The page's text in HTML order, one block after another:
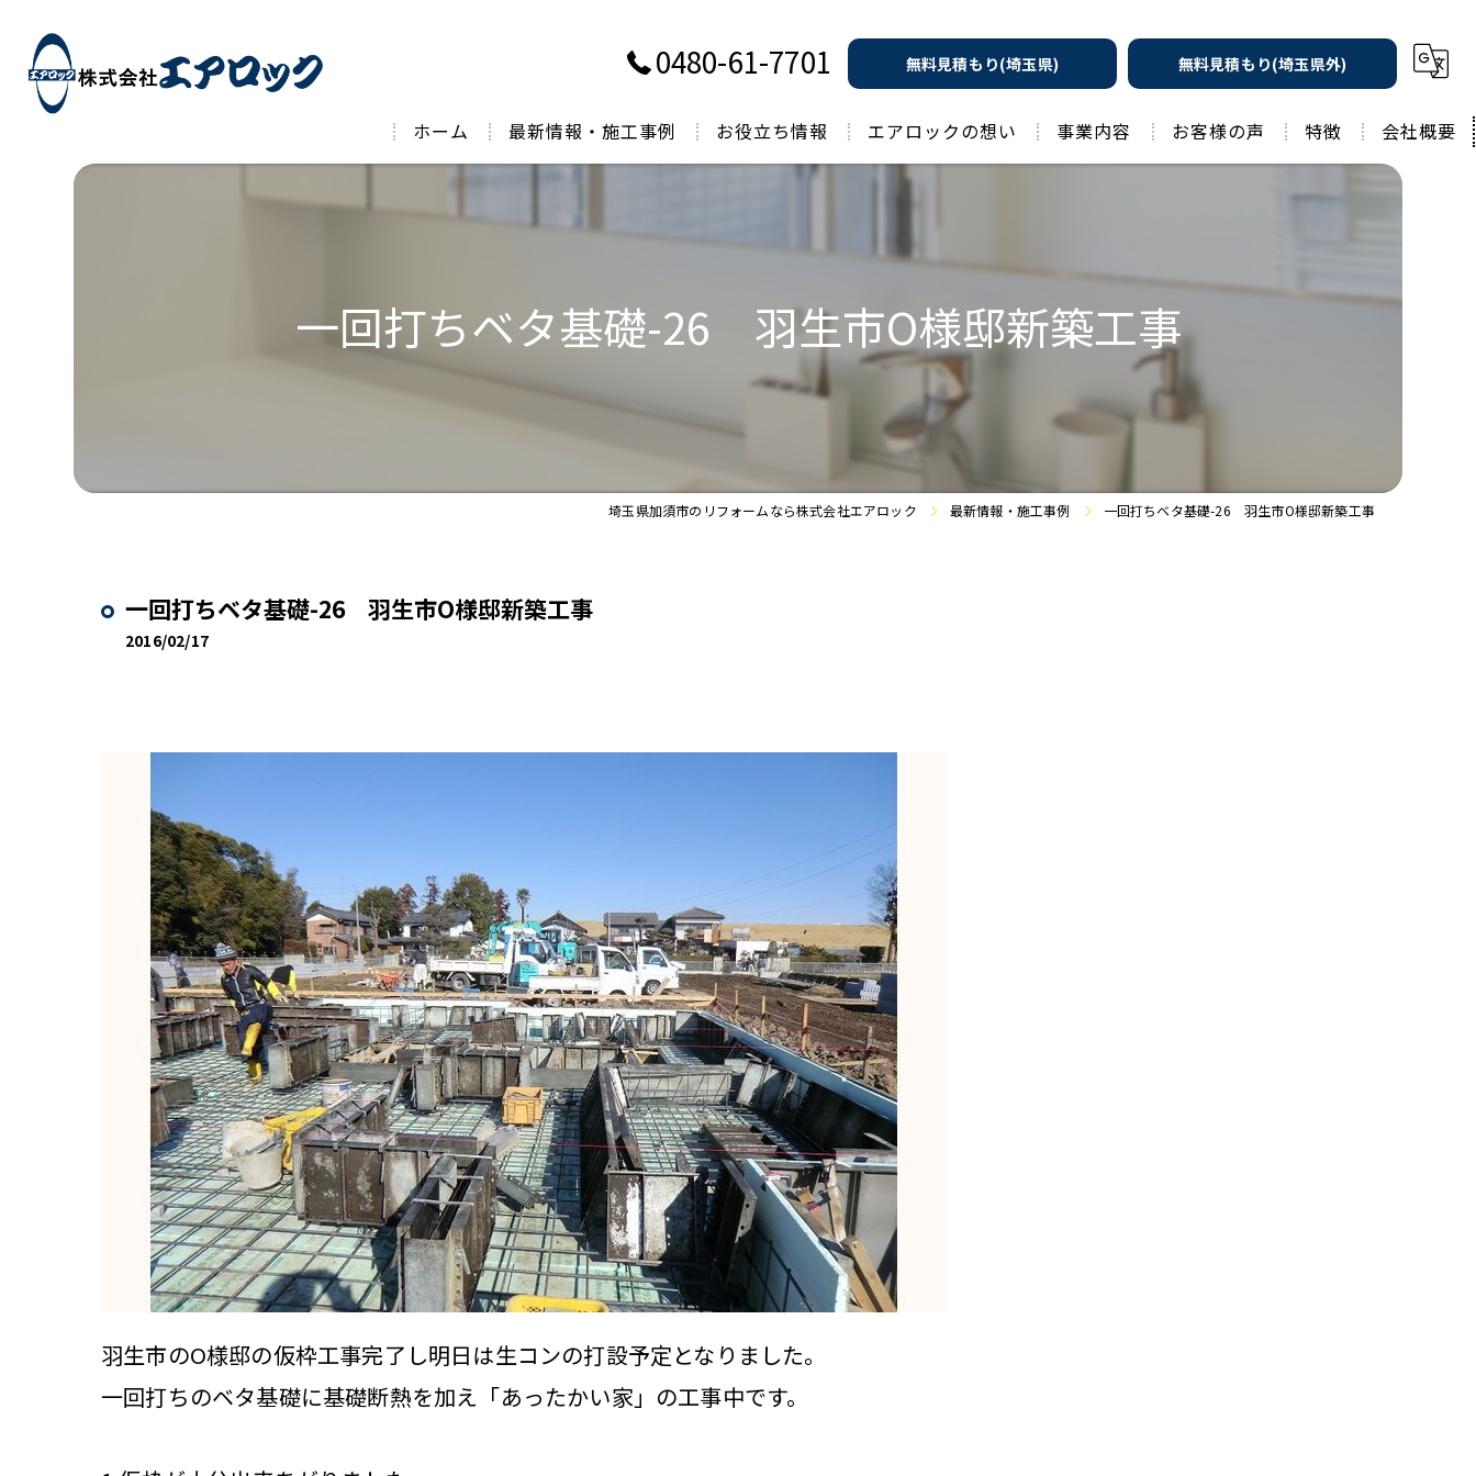
0480-61-7701 無料見積もり(埼玉県) 無料見積もり(埼玉県外)
ホーム 最新情報・施工事例 お役立ち情報 エアロックの想い 事業内容 お客様の声 特徴
工務店
水回り
会社概要
一回打ちベタ基礎-26 羽生市O様邸新築工事
埼玉県加須市のリフォームなら株式会社エアロック 最新情報・施工事例 一回打ちベタ基礎-26 羽生市O様邸新築工事
一回打ちベタ基礎-26 羽生市O様邸新築工事
2016/02/17
羽生市のO様邸の仮枠工事完了し明日は生コンの打設予定となりました。
一回打ちのベタ基礎に基礎断熱を加え「あったかい家」の工事中です。